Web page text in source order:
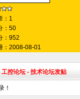
1
：50
：952
2008-08-01
工控论坛- 技术论坛发贴
！